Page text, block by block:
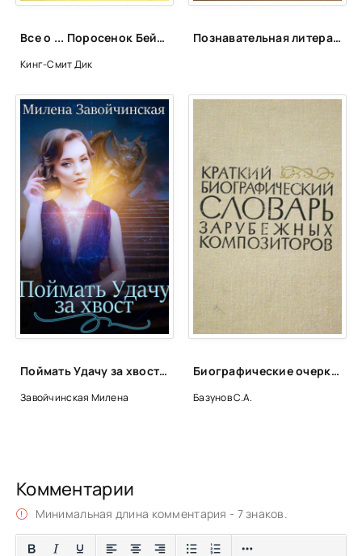
Все о ... Поросенок Бейб - Дик Кинг-Смит
Кинг-Смит Дик
Познавательная литература
Поймать Удачу за хвост - Милена Завойчинская
Завойчинская Милена
Биографические очерки зарубежных композиторов
Базунов С.А.
Комментарии
Минимальная длина комментария - 7 знаков.